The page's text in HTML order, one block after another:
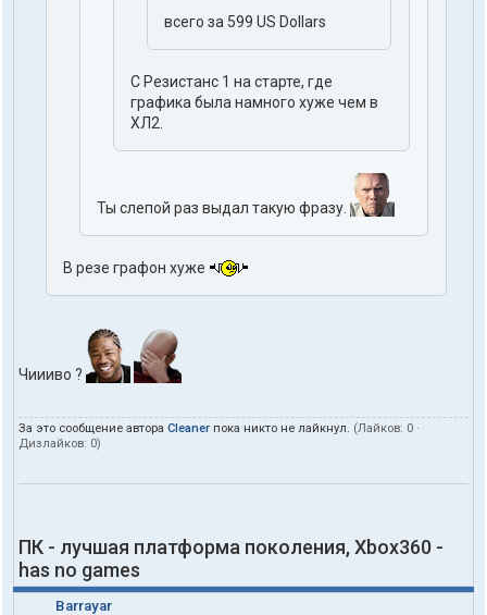
всего за 599 US Dollars
С Резистанс 1 на старте, где
графика была намного хуже чем в
ХЛ2.
Ты слепой раз выдал такую фразу.
В резе графон хуже
Чиииво ?
За это сообщение автора Cleaner пока никто не лайкнул. (Лайков: 0 ·
Дизлайков: 0)
ПК - лучшая платформа поколения, Xbox360 -
has no games
Barrayar